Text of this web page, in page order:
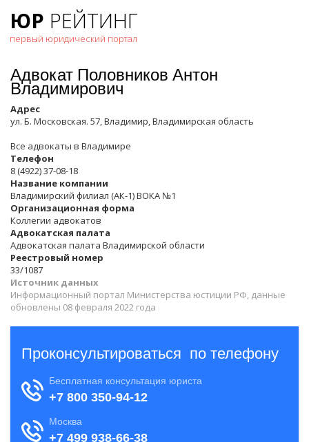
ЮР РЕЙТИНГ
первый юридический портал
Адвокат Половников Антон
Владимирович
Адрес
ул. Б. Московская. 57, Владимир, Владимирская область
Все адвокаты в Владимире
Телефон
8 (4922) 37-08-18
Название компании
Владимирский филиал (АК-1) ВОКА №1
Организационная форма
Коллегии адвокатов
Адвокатская палата
Адвокатская палата Владимирской области
Реестровый номер
33/1087
Источник данных
Информационный портал Министерства юстиции РФ, данные
обновлены 08 февраля 2022 года